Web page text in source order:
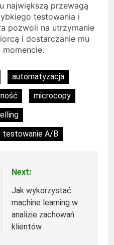
największą przewagą
testowania i
pozwoli na utrzymanie
i dostarczanie mu
automatyzacja
microcopy
testowanie A/B
Next:
Jak wykorzystać
machine learning w
analizie zachowań
klientów